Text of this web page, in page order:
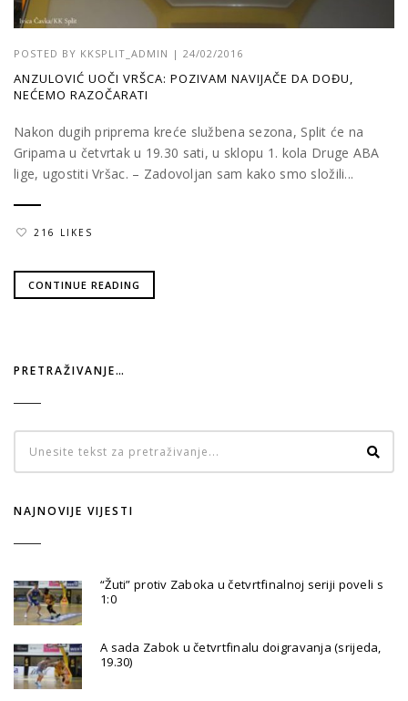
POSTED BY KKSPLIT_ADMIN | 24/02/2016
ANZULOVIĆ UOČI VRŠCA: POZIVAM NAVIJAČE DA DOĐU,
NEĆEMO RAZOČARATI
Nakon dugih priprema kreće službena sezona, Split će na
Gripama u četvrtak u 19.30 sati, u sklopu 1. kola Druge ABA
lige, ugostiti Vršac. – Zadovoljan sam kako smo složili...
216 LIKES
CONTINUE READING
PRETRAŽIVANJE…
NAJNOVIJE VIJESTI
“Žuti” protiv Zaboka u četvrtfinalnoj seriji poveli s
1:0
A sada Zabok u četvrtfinalu doigravanja (srijeda,
19.30)